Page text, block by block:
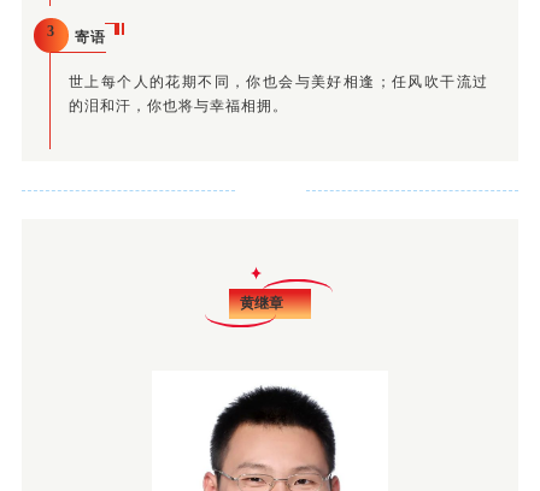
3 寄语
世上每个人的花期不同，你也会与美好相逢；任风吹干流过
的泪和汗，你也将与幸福相拥。
黄继章